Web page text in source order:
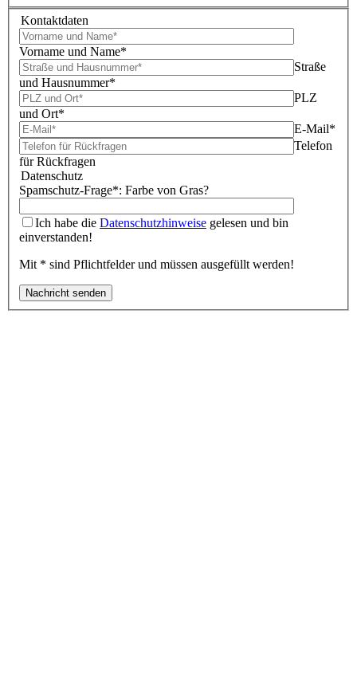
Kontaktdaten
Vorname und Name*
Straße
und Hausnummer*
PLZ
und Ort*
E-Mail*
Telefon
für Rückfragen
Datenschutz
Spamschutz-Frage*: Farbe von Gras?
Ich habe die Datenschutzhinweise gelesen und bin
einverstanden!
Mit * sind Pflichtfelder und müssen ausgefüllt werden!